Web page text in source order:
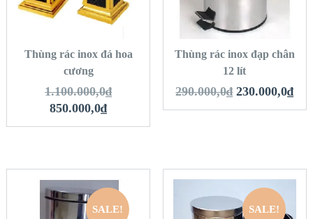
THÊM VÀO GIỎ
HÀNG
Thùng rác inox đá hoa
cương
1.100.000,0₫
850.000,0₫
THÊM VÀO GIỎ
HÀNG
Thùng rác inox đạp chân
12 lít
290.000,0₫ 230.000,0₫
SALE! SALE!